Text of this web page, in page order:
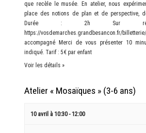
que recèle le musée. En atelier, nous
place des notions de plan et de perspective,
Durée : 2h Sur
https://vosdemarches.grandbesancon.fr/
accompagné Merci de vous présenter 10
indiqué. Tarif : 5€ par enfant
Voir les détails »
Atelier « Mosaïques » (3-6 ans)
10 avril à 10:30-12:00